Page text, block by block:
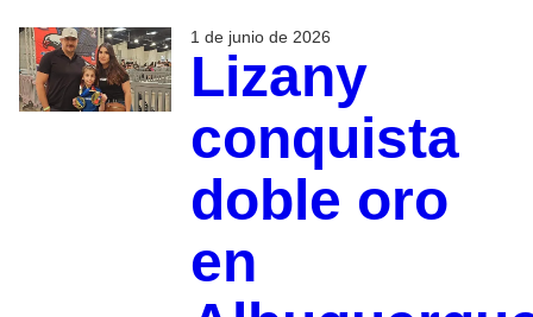
1 de junio de 2026
Lizany
conquista
doble oro
en